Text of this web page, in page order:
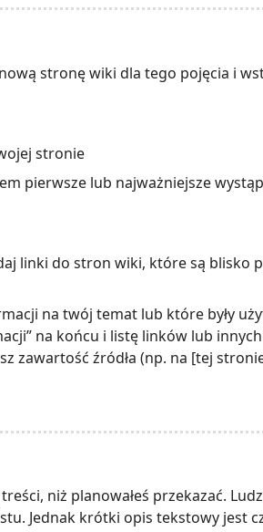
stronę wiki dla tego pojęcia i
stronie
pierwsze lub najważniejsze
linki do stron wiki, które są blisko
na twój temat lub które były
na końcu i listę linków lub
zawartość źródła (np. na [tej
niż planowałeś przekazać.
Jednak krótki opis tekstowy jest